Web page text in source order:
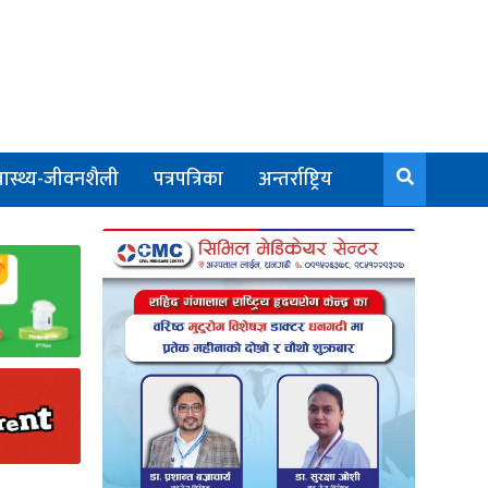
जीवनशैली पत्रपत्रिका अन्तर्राष्ट्रिय